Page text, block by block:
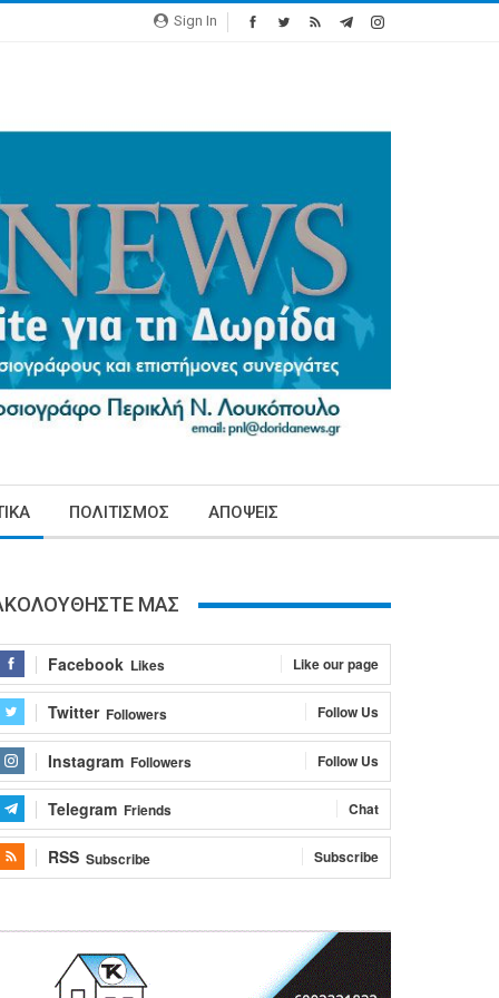
Sign In
ΠΟΛΙΤΙΣΜΟΣ ΑΠΟΨΕΙΣ
ΜΑΣ
Facebook Likes Like our page
Twitter Followers Follow Us
Instagram Followers Follow Us
Telegram Friends Chat
RSS Subscribe Subscribe